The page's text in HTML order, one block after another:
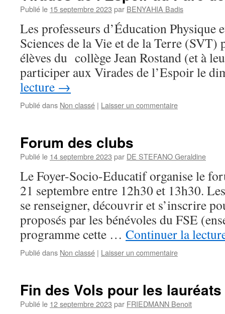
Publié le 15 septembre 2023 par BENYAHIA Badis
Les professeurs d’Éducation Physique
Sciences de la Vie et de la Terre (SVT)
élèves du collège Jean Rostand (et à
participer aux Virades de l’Espoir le
lecture →
Publié dans Non classé | Laisser un commentaire
Forum des clubs
Publié le 14 septembre 2023 par DE STEFANO Geraldine
Le Foyer-Socio-Educatif organise le
21 septembre entre 12h30 et 13h30.
se renseigner, découvrir et s’inscrire
proposés par les bénévoles du FSE
programme cette … Continuer la
Publié dans Non classé | Laisser un commentaire
Fin des Vols pour les
Publié le 12 septembre 2023 par FRIEDMANN Benoit